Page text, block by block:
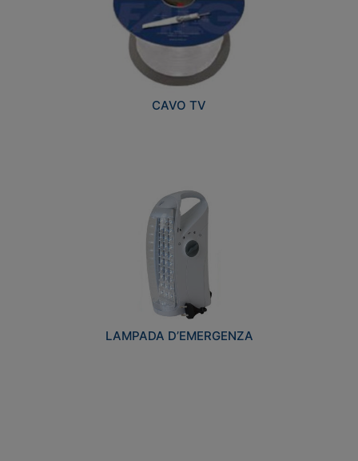
CAVO TV
LAMPADA D’EMERGENZA